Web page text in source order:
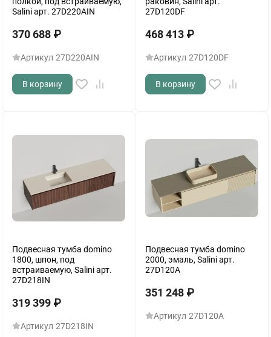
Salini арт. 27D220AIN
370 688 ₽
Артикул 27D220AIN
В корзину
27D120DF
468 413 ₽
Артикул 27D120DF
В корзину
Подвесная тумба domino
1800, шпон, под
встраиваемую, Salini арт.
27D218IN
319 399 ₽
Артикул 27D218IN
Подвесная тумба domino
2000, эмаль, Salini арт.
27D120A
351 248 ₽
Артикул 27D120A